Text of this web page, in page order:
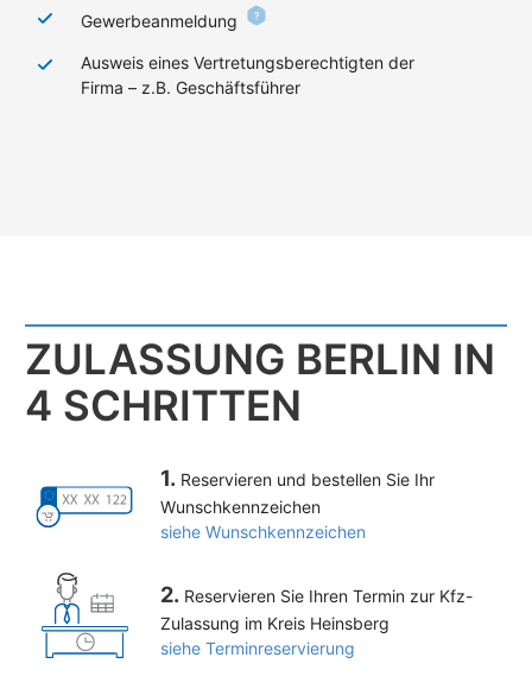
Gewerbeanmeldung
Ausweis eines Vertretungsberechtigten der
Firma – z.B. Geschäftsführer
ZULASSUNG BERLIN IN
4 SCHRITTEN
1. Reservieren und bestellen Sie Ihr
Wunschkennzeichen
siehe Wunschkennzeichen
2. Reservieren Sie Ihren Termin zur Kfz-
Zulassung im Kreis Heinsberg
siehe Terminreservierung